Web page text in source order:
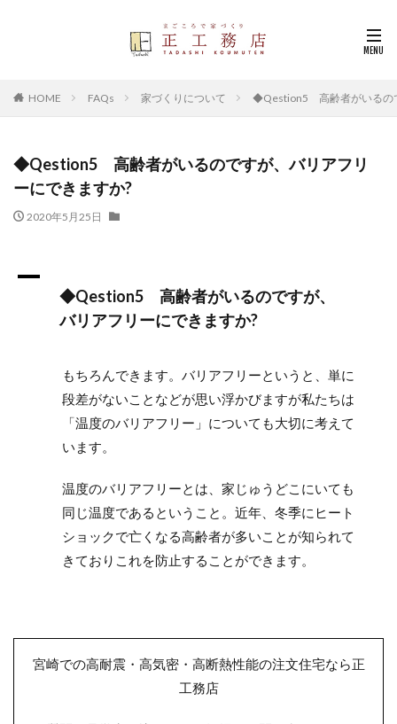
HOME FAQs 家づくりについて ◆Qestion5 高齢者がいるの
◆Qestion5 高齢者がいるのですが、バリアフリ
ーにできますか?
2020年5月25日
A
◆Qestion5 高齢者がいるのですが、
バリアフリーにできますか?
もちろんできます。バリアフリーというと、単に
段差がないことなどが思い浮かびますが私たちは
「温度のバリアフリー」についても大切に考えて
います。
温度のバリアフリーとは、家じゅうどこにいても
同じ温度であるということ。近年、冬季にヒート
ショックで亡くなる高齢者が多いことが知られて
きておりこれを防止することができます。
宮崎での高耐震・高気密・高断熱性能の注文住宅なら正
工務店